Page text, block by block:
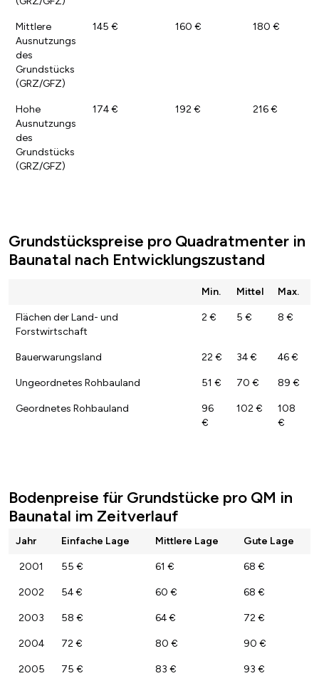
Mittlere
Ausnutzungs
des
Grundstücks
(GRZ/GFZ)
145 € 160 € 180 €
Hohe
Ausnutzungs
des
Grundstücks
(GRZ/GFZ)
174 € 192 € 216 €
Grundstückspreise pro Quadratmenter in
Baunatal nach Entwicklungszustand
Min. Mittel Max.
Flächen der Land- und
Forstwirtschaft
2 € 5 € 8 €
Bauerwarungsland 22 € 34 € 46 €
Ungeordnetes Rohbauland 51 € 70 € 89 €
Geordnetes Rohbauland
96
€
102 €
108
€
Bodenpreise für Grundstücke pro QM in
Baunatal im Zeitverlauf
Jahr Einfache Lage Mittlere Lage Gute Lage
2001 55 € 61 € 68 €
2002 54 € 60 € 68 €
2003 58 € 64 € 72 €
2004 72 € 80 € 90 €
2005 75 € 83 € 93 €